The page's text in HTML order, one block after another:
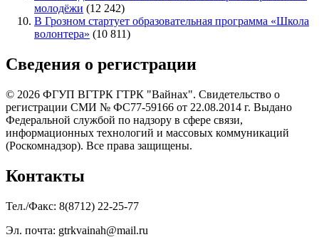
молодёжи (12 242)
В Грозном стартует образовательная программа «Школа
волонтера» (10 811)
Сведения о регистрации
© 2026 ФГУП ВГТРК ГТРК "Вайнах". Свидетельство о
регистрации СМИ № ФС77-59166 от 22.08.2014 г. Выдано
Федеральной службой по надзору в сфере связи,
информационных технологий и массовых коммуникаций
(Роскомнадзор). Все права защищены.
Контакты
Тел./Факс: 8(8712) 22-25-77
Эл. почта: gtrkvainah@mail.ru